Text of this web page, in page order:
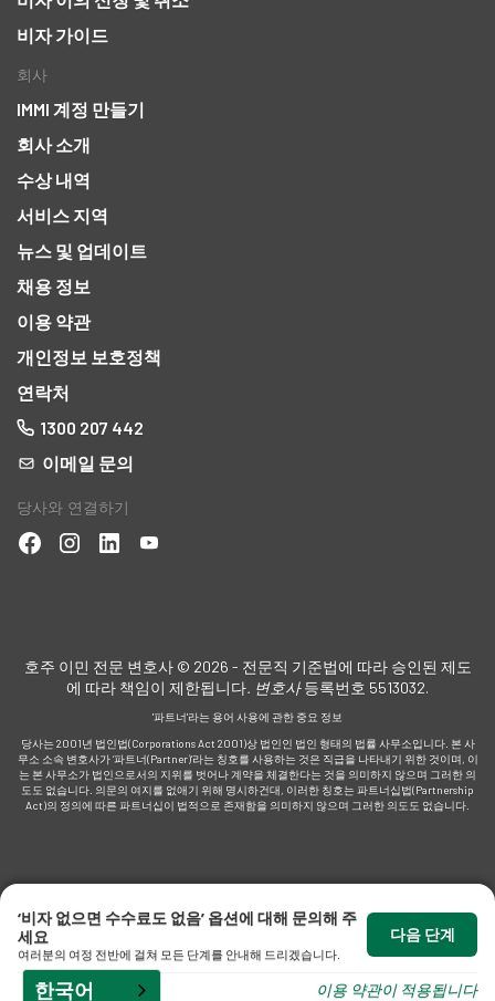
비자 가이드
회사
IMMI 계정 만들기
회사 소개
수상 내역
서비스 지역
뉴스 및 업데이트
채용 정보
이용 약관
개인정보 보호정책
연락처
1300 207 442
이메일 문의
당사와 연결하기
호주 이민 전문 변호사 © 2026 - 전문직 기준법에 따라 승인된 제도
에 따라 책임이 제한됩니다. 변호사등록번호 5513032.
'파트너'라는 용어 사용에 관한 중요 정보
당사는 2001년 법인법(Corporations Act 2001)상 법인인 법인 형태의 법률 사무소입니다. 본 사
무소 소속 변호사가 ‘파트너(Partner)’라는 칭호를 사용하는 것은 직급을 나타내기 위한 것이며, 이
는 본 사무소가 법인으로서의 지위를 벗어나 계약을 체결한다는 것을 의미하지 않으며 그러한 의
도도 없습니다. 의문의 여지를 없애기 위해 명시하건대, 이러한 칭호는 파트너십법(Partnership
Act)의 정의에 따른 파트너십이 법적으로 존재함을 의미하지 않으며 그러한 의도도 없습니다.
‘비자 없으면 수수료도 없음’ 옵션에 대해 문의해 주
세요
여러분의 여정 전반에 걸쳐 모든 단계를 안내해 드리겠습니다.
다음 단계
이용 약관이 적용됩니다
한국어